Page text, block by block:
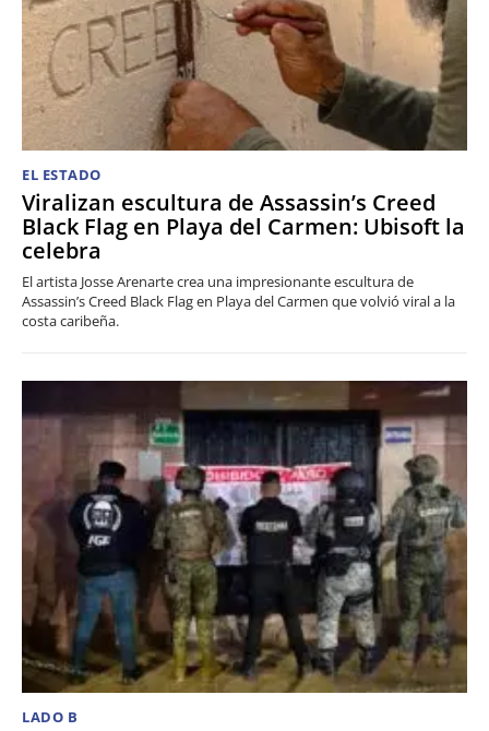
EL ESTADO
Viralizan escultura de Assassin’s Creed
Black Flag en Playa del Carmen: Ubisoft la
celebra
El artista Josse Arenarte crea una impresionante escultura de
Assassin’s Creed Black Flag en Playa del Carmen que volvió viral a la
costa caribeña.
LADO B